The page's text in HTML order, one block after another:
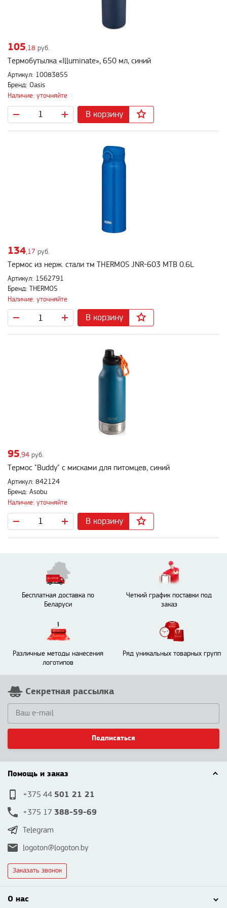
105,18 руб.
Термобутылка «Illuminate», 650 мл, синий
Артикул: 10083855
Бренд: Oasis
Наличие: уточняйте
В корзину
134 ,17 руб.
Термос из нерж. стали тм THERMOS JNR-603 MTB 0.6L
Артикул: 1562791
Бренд: THERMOS
Наличие: уточняйте
В корзину
95,94 руб.
Термос "Buddy" с мисками для питомцев, синий
Артикул: 842124
Бренд: Asobu
Наличие: уточняйте
В корзину
Бесплатная доставка по
Беларуси
Четкий график поставки под
заказ
Различные методы нанесения
логотипов
Ряд уникальных товарных групп
Секретная рассылка
Подписаться
Помощь и заказ
+375 44 501 21 21
+375 17 388-59-69
Telegram
logoton@logoton.by
Заказать звонок
О нас